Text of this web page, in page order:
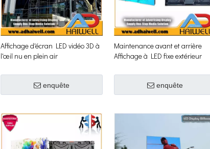
Affichage d'écran LED vidéo 3D à
l'œil nu en plein air
enquête
Maintenance avant et arrière
Affichage à LED fixe extérieur
enquête